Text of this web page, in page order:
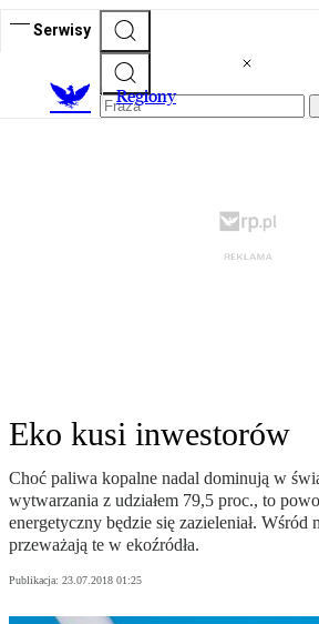
Serwisy
Regiony
Eko kusi inwestorów
Choć paliwa kopalne nadal dominują w
wytwarzania z udziałem 79,5 proc., to
energetyczny będzie się zazieleniał.
przeważają te w ekoźródła.
Publikacja: 23.07.2018 01:25